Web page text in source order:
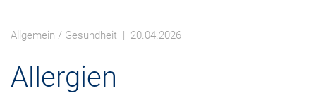
Allgemein / Gesundheit | 20.04.2026
Allergien